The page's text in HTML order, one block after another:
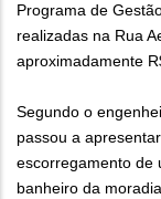
Programa de
realizadas na Rua
aproximadamente
Segundo o
passou a
escorregamento de
banheiro da